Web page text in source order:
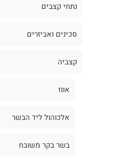
נתחי קצבים
סכינים ואביזרים
קצביה
אווז
אלכוהול ליד הבשר
בשר בקר משובח